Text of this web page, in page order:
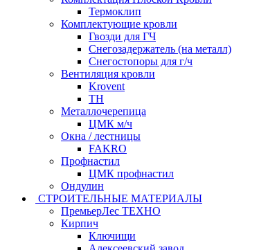
Термоклип
Комплектующие кровли
Гвозди для ГЧ
Снегозадержатель (на металл)
Снегостопоры для г/ч
Вентиляция кровли
Krovent
ТН
Металлочерепица
ЦМК м/ч
Окна / лестницы
FAKRO
Профнастил
ЦМК профнастил
Ондулин
СТРОИТЕЛЬНЫЕ МАТЕРИАЛЫ
ПремьерЛес ТЕХНО
Кирпич
Ключищи